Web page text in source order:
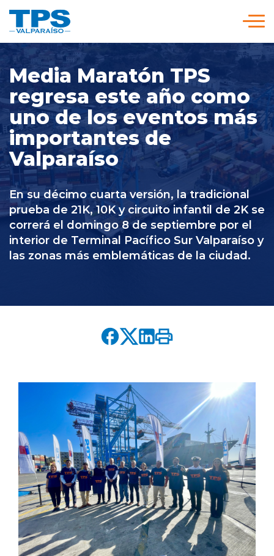
Somos TPS
Nuestra Visión Estratégica
Servicios y Tarifas
Políticas y Procedimientos
Prensa
Media Maratón TPS
regresa este año como
uno de los eventos más
importantes de
Valparaíso
En su décimo cuarta versión, la tradicional
prueba de 21K, 10K y circuito infantil de 2K se
correrá el domingo 8 de septiembre por el
interior de Terminal Pacífico Sur Valparaíso y
las zonas más emblemáticas de la ciudad.